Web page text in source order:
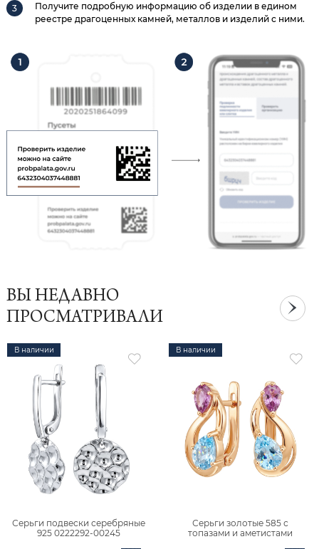
Получите подробную информацию об изделии в едином
реестре драгоценных камней, металлов и изделий с ними.
ВЫ НЕДАВНО
ПРОСМАТРИВАЛИ
В наличии
Серьги подвески серебряные
925 0222292-00245
В наличии
Серьги золотые 585 с
топазами и аметистами